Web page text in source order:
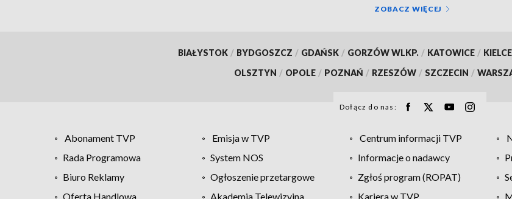
ZOBACZ WIĘCEJ
BIAŁYSTOK / BYDGOSZCZ / GDAŃSK / GORZÓW WLKP. / KATOWICE / KIELCE
OLSZTYN / OPOLE / POZNAŃ / RZESZÓW / SZCZECIN /
Dołącz do nas:
Abonament TVP Emisja w TVP Centrum informacji TVP
Rada Programowa
System NOS Informacje o nadawcy
Biuro Reklamy
Ogłoszenie przetargowe Zgłoś program (ROPAT)
Oferta Handlowa
Akademia Telewizyjna Kariera w TVP